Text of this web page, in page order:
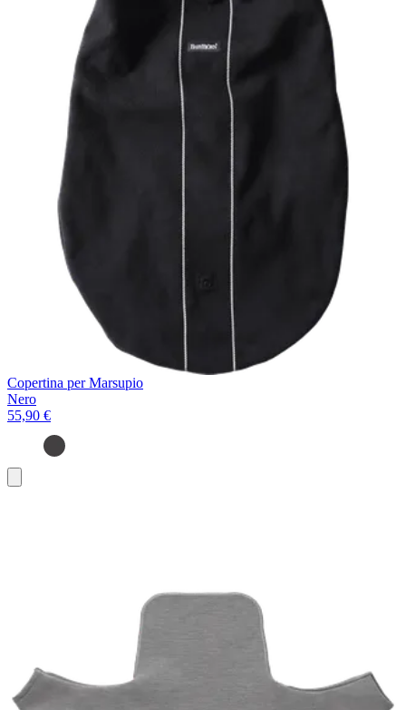
Copertina per Marsupio
Nero
55,90 €
al